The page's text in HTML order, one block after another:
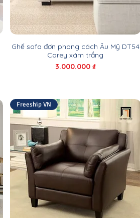
Ghế sofa đơn phong cách Âu Mỹ DT54
Carey xám trắng
Giá
3.000.000 ₫
Freeship VN